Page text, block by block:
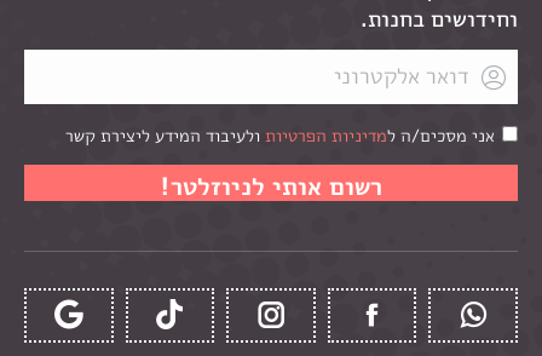
וחידושים בחנות.
אני מסכים/ה למדיניות הפרטיות ולעיבוד המידע ליצירת קשר